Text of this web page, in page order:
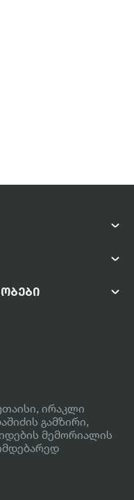
ირაკლი
გამზირი,
მემორიალის